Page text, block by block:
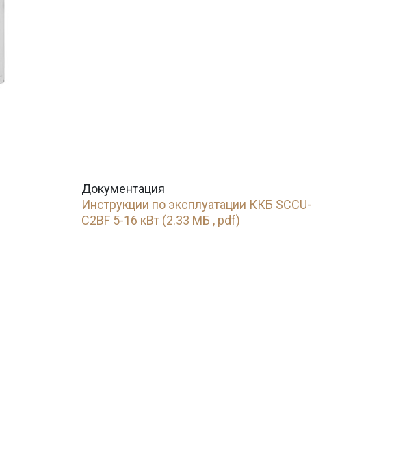
Документация
Инструкции по эксплуатации ККБ SCCU-
C2BF 5-16 кВт (2.33 МБ , pdf)